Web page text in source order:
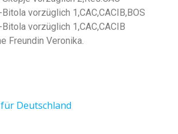
vorzüglich 1,CAC,CACIB,BOS
vorzüglich 1,CAC,CACIB
Freundin Veronika.
Deutschland